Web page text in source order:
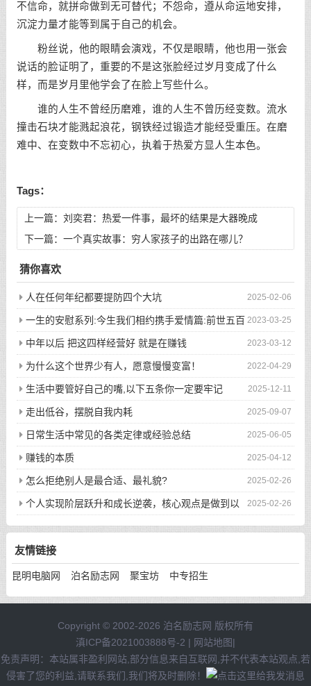
不信命，就拼命做到无可替代；不怨命，遵从命运地安排，
沉淀力量才能等到属于自己的机会。
粉丝说，他的眼睛会演戏，不仅是眼睛，他也用一张会
说话的脸证明了，重要的不是这张脸经过岁月变成了什么
样，而是岁月里他学会了在脸上写些什么。
谁的人生不曾经历磨难，谁的人生不曾历经变数。流水
撞击石块才能溅起浪花，钢铁经过锻造才能经受重压。在磨
难中、在变数中不忘初心，执着于热爱方显人生本色。
Tags：
上一篇： 刘奕君：热爱一件事，最坏的结果是大器晚成
下一篇： 一个真实故事：穷人家孩子的出路在哪儿？
猜你喜欢
2025-02-06
人在任何年纪都要提防四个大坑
2023-03-25
一生的安慰系列:今生我们相约携手爱情篇:前世五百
次的回眸才换来今生的相遇
2023-03-12
中年以后 把这四样经营好 就是在赚钱
2022-04-29
为什么这个世界少有人，愿意慢慢变富！
2025-12-11
生活中要管好自己的嘴,以下五条你一定要牢记
2025-09-07
走出低谷，摆脱自我内耗
2025-06-05
日常生活中常见的各类定律或经验总结
2025-04-12
赚钱的本质
2025-02-26
怎么拒绝别人是最合适、最礼貌?
2025-02-26
个人实现阶层跃升和成长逆袭，核心观点是做到以
下八件事
友情链接
昆明电脑网 泊名励志网 聚宝坊 中专招生
Copyright © 2002-2026 泊名励志网 版权所有
滇ICP备2021003888号-2 | 网站地图|
免责声明：本站属非盈利网站,部分信息来自互联网,并不代表本站观点,若
侵害了您的利益,请联系我们,我们将及时删除！